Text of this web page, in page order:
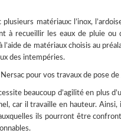
matériaux: l’inox,
à recueillir les eaux de pluie
de matériaux choisis au
des intempéries.
pour vos travaux de pose
beaucoup d’agilité en plus
car il travaille en hauteur.
ils pourront être